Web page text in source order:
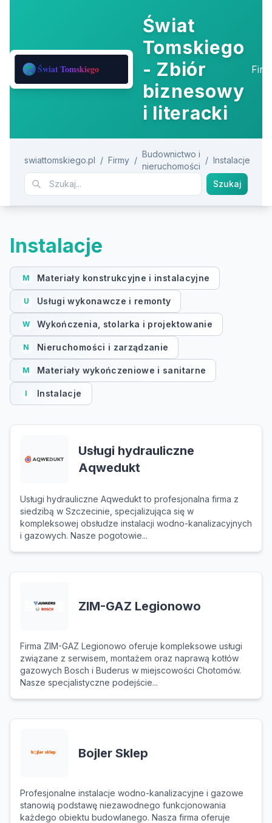
Świat
Tomskiego
- Zbiór
biznesowy
i literacki
swiattomskiego.pl / Firmy /
Budownictwo i
nieruchomości
/ Instalacje
Szukaj
Instalacje
M Materiały konstrukcyjne i instalacyjne
U Usługi wykonawcze i remonty
W Wykończenia, stolarka i projektowanie
N Nieruchomości i zarządzanie
M Materiały wykończeniowe i sanitarne
I Instalacje
Usługi hydrauliczne
Aqwedukt
Usługi hydrauliczne Aqwedukt to profesjonalna firma z
siedzibą w Szczecinie, specjalizująca się w
kompleksowej obsłudze instalacji wodno-kanalizacyjnych
i gazowych. Nasze pogotowie...
ZIM-GAZ Legionowo
Firma ZIM-GAZ Legionowo oferuje kompleksowe usługi
związane z serwisem, montażem oraz naprawą kotłów
gazowych Bosch i Buderus w miejscowości Chotomów.
Nasze specjalistyczne podejście...
Bojler Sklep
Profesjonalne instalacje wodno-kanalizacyjne i gazowe
stanowią podstawę niezawodnego funkcjonowania
każdego obiektu budowlanego. Nasza firma oferuje